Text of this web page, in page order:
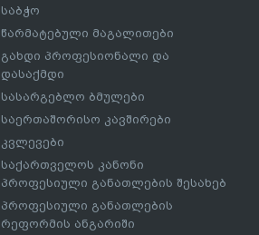
საბჭო
წარმატებული მაგალითები
გახდი პროფესიონალი და
დასაქმდი
სასარგებლო ბმულები
საერთაშორისო კავშირები
კვლევები
საქართველოს კანონი
პროფესიული განათლების შესახებ
პროფესიული განათლების
რეფორმის ანგარიში